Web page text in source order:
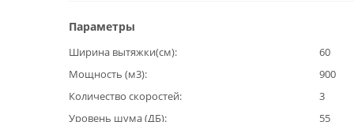
Параметры
Ширина вытяжки(см)
60
Мощность (м3)
900
Количество скоростей
3
Уровень шума (ДБ)
55